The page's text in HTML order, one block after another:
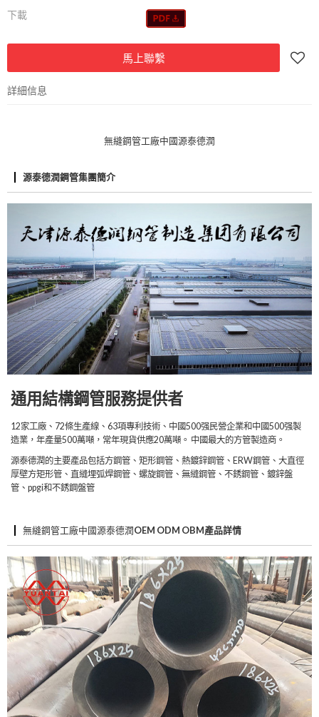
下載
馬上聯繫
詳細信息
無縫鋼管工廠中國源泰德潤
源泰德潤鋼管集團簡介
通用結構鋼管服務提供者
12家工廠、72條生產線、63項專利技術、中國500强民營企業和中國500强製
造業，年產量500萬噸，常年現貨供應20萬噸。 中國最大的方管製造商。
源泰德潤的主要產品包括方鋼管、矩形鋼管、熱鍍鋅鋼管、ERW鋼管、大直徑
厚壁方矩形管、直縫埋弧焊鋼管、螺旋鋼管、無縫鋼管、不銹鋼管、鍍鋅盤
管、ppgi和不銹鋼盤管
無縫鋼管工廠中國源泰德潤OEM ODM OBM產品詳情